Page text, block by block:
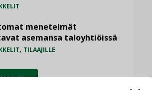
menetelmät
asemansa taloyhtiöissä
, TILAAJILLE